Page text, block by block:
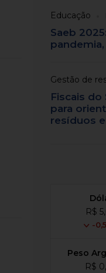
Educação
Saeb
Gestão de
Fiscais do
para
resíduos
R$
-
Peso
R$